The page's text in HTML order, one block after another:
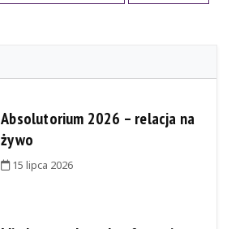
Absolutorium 2026 – relacja na
żywo
15 lipca 2026